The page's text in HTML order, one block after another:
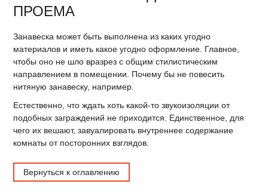
ПРОЕМА
Занавеска может быть выполнена из каких угодно
материалов и иметь какое угодно оформление. Главное,
чтобы оно не шло вразрез с общим стилистическим
направлением в помещении. Почему бы не повесить
нитяную занавеску, например.
Естественно, что ждать хоть какой-то звукоизоляции от
подобных заграждений не приходится. Единственное, для
чего их вешают, завуалировать внутреннее содержание
комнаты от посторонних взглядов.
Вернуться к оглавлению